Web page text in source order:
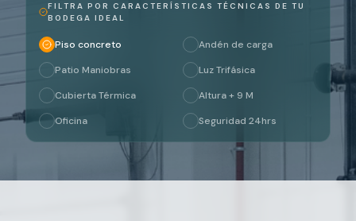
FILTRA POR CARACTERÍSTICAS TÉCNICAS DE TU
BODEGA IDEAL
Piso concreto
Andén de carga
Patio Maniobras
Luz Trifásica
Cubierta Térmica
Altura + 9 M
Oficina
Seguridad 24hrs